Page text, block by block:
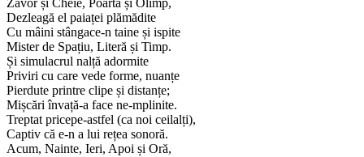
Zăvor și Cheie, Poartă și Olimp,
Dezleagă el paiaței plămădite
Cu mâini stângace-n taine și ispite
Mister de Spațiu, Literă și Timp.
Și simulacrul nalță adormite
Priviri cu care vede forme, nuanțe
Pierdute printre clipe și distanțe;
Mișcări învață-a face ne-mplinite.
Treptat pricepe-astfel (ca noi ceilalți),
Captiv că e-n a lui rețea sonoră.
Acum, Nainte, Ieri, Apoi și Oră,